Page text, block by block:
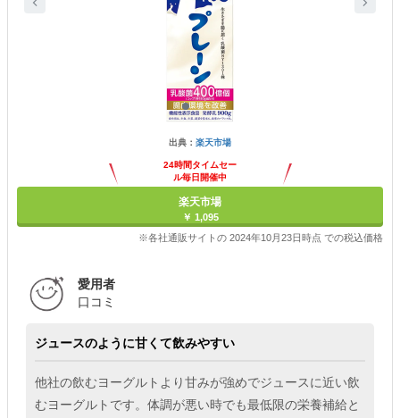
出典： 楽天市場
24時間タイムセー
ル毎日開催中
楽天市場
￥ 1,095
※各社通販サイトの 2024年10月23日時点 での税込価格
愛用者
口コミ
ジュースのように甘くて飲みやすい
他社の飲むヨーグルトより甘みが強めでジュースに近い飲
むヨーグルトです。体調が悪い時でも最低限の栄養補給と